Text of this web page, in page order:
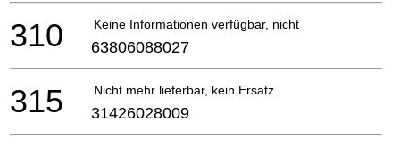
Keine Informationen verfügbar, nicht bestellbar
310 63806088027
Nicht mehr lieferbar, kein Ersatz
315 31426028009